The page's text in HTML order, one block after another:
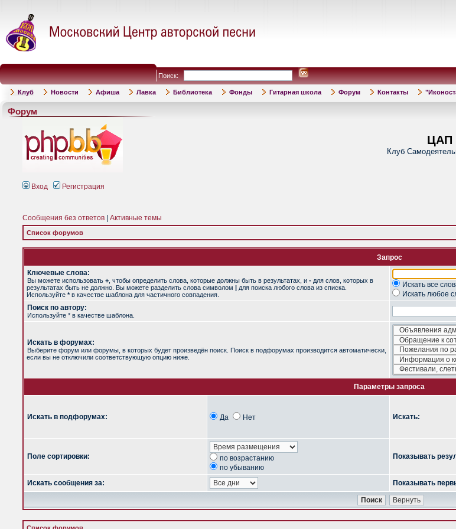
Поиск:
Клуб Новости Афиша Лавка Библиотека Фонды Гитарная школа Форум Контакты
Форум
ЦАП
Клуб
Вход Регистрация
Сообщения без ответов Активные темы
Список форумов
Запрос
Ключевые слова:
Вы можете использовать + , чтобы определить слова, которые должны быть в результатах, и - для слов, которых в
результатах быть не должно. Вы можете разделить слова символом | для поиска любого слова из списка.
Используйте *в качестве шаблона для частичного совпадения.
Искать все
Искать любое
Поиск по автору:
Используйте * в качестве шаблона.
Искать в форумах:
Выберите форум или форумы, в которых будет произведён поиск. Поиск в подфорумах производится автоматически,
если вы не отключили соответствующую опцию ниже.
Параметры запроса
Искать в подфорумах: Да Нет Искать:
Поле сортировки:
по возрастанию
по убыванию
Показывать
Искать сообщения за: Показывать